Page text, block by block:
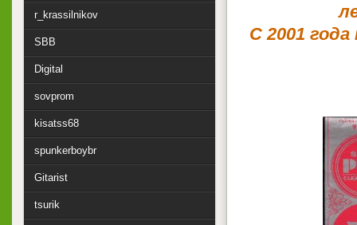
С 2001
r_krassilnikov
SBB
Digital
sovprom
kisatss68
spunkerboybr
Gitarist
tsurik